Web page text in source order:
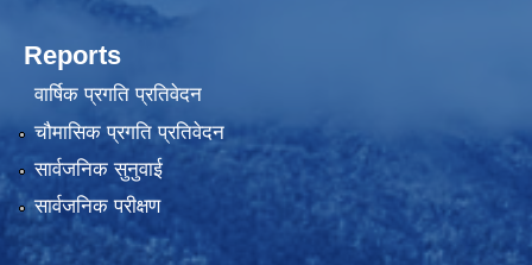
Reports
वार्षिक प्रगति प्रतिवेदन
चौमासिक प्रगति प्रतिवेदन
सार्वजनिक सुनुवाई
सार्वजनिक परीक्षण